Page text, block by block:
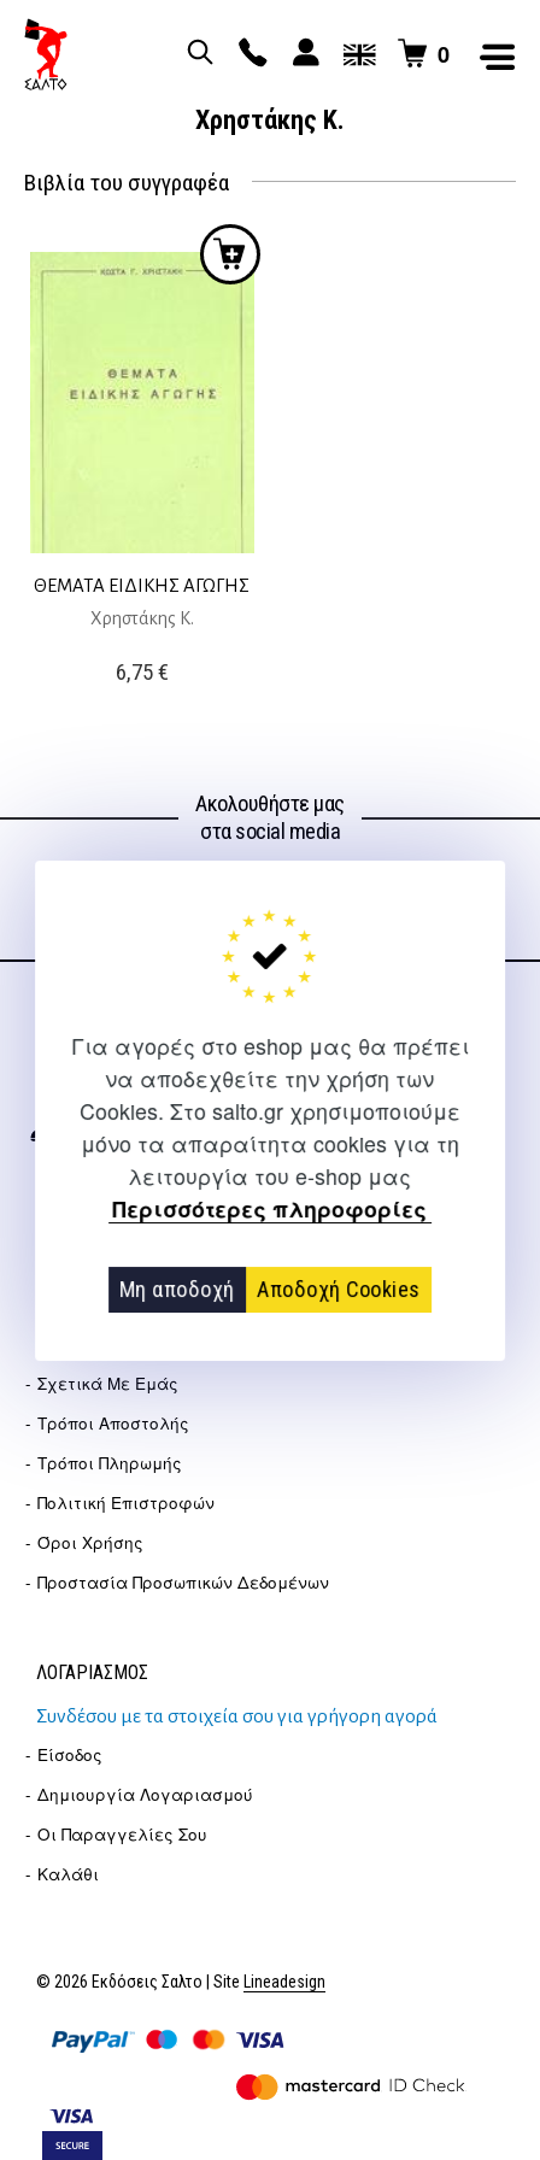
Για αγορές στο eshop μας θα πρέπει
να αποδεχθείτε την χρήση των
Cookies. Στο salto.gr χρησιμοποιούμε
μόνο τα απαραίτητα cookies για τη
λειτουργία του e-shop μας
Περισσότερες πληροφορίες
Μη αποδοχή Αποδοχή Cookies
0
Χρηστάκης Κ.
Βιβλία του συγγραφέα
ΘΕΜΑΤΑ ΕΙΔΙΚΗΣ ΑΓΩΓΗΣ
Χρηστάκης Κ.
6,75€
Ακολουθήστε μας
στα social media
Για διευκρινίσεις και υποστήριξη παραγγελιών μέσω του
2310 267108
info@salto.gr
Σχετικά Με Εμάς
Τρόποι Αποστολής
Τρόποι Πληρωμής
Πολιτική Επιστροφών
Όροι Χρήσης
Προστασία Προσωπικών Δεδομένων
ΛΟΓΑΡΙΑΣΜΟΣ
Συνδέσου με τα στοιχεία σου για γρήγορη αγορά
Είσοδος
Δημιουργία Λογαριασμού
Οι Παραγγελίες Σου
Καλάθι
© 2026 Εκδόσεις Σαλτο | Site Lineadesign